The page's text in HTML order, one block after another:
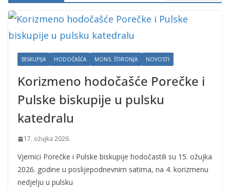
BISKUPIJA HODOČAŠĆA MONS. ŠTIRONJA NOVOSTI
Korizmeno hodočašće Porečke i
Pulske biskupije u pulsku
katedralu
17. ožujka 2026.
Vjernici Porečke i Pulske biskupije hodočastili su 15. ožujka
2026. godine u poslijepodnevnim satima, na 4. korizmenu
nedjelju u pulsku